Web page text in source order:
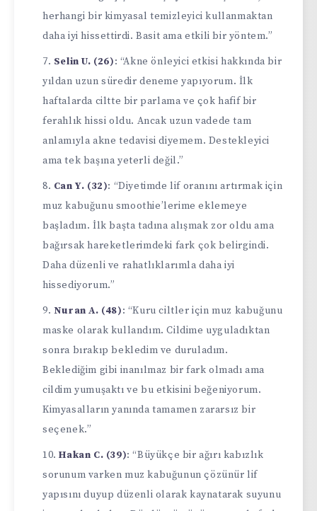
herhangi bir kimyasal temizleyici kullanmaktan
daha iyi hissettirdi. Basit ama etkili bir yöntem.”
Selin U. (26): “Akne önleyici etkisi hakkında bir
yıldan uzun süredir deneme yapıyorum. İlk
haftalarda ciltte bir parlama ve çok hafif bir
ferahlık hissi oldu. Ancak uzun vadede tam
anlamıyla akne tedavisi diyemem. Destekleyici
ama tek başına yeterli değil.”
Can Y. (32): “Diyetimde lif oranını artırmak için
muz kabuğunu smoothie’lerime eklemeye
başladım. İlk başta tadına alışmak zor oldu ama
bağırsak hareketlerimdeki fark çok belirgindi.
Daha düzenli ve rahatlıklarımla daha iyi
hissediyorum.”
Nuran A. (48): “Kuru ciltler için muz kabuğunu
maske olarak kullandım. Cildime uyguladıktan
sonra bırakıp bekledim ve duruladım.
Beklediğim gibi inanılmaz bir fark olmadı ama
cildim yumuşaktı ve bu etkisini beğeniyorum.
Kimyasalların yanında tamamen zararsız bir
seçenek.”
Hakan C. (39): “Büyükçe bir ağırı kabızlık
sorunum varken muz kabuğunun çözünür lif
yapısını duyup düzenli olarak kaynatarak suyunu